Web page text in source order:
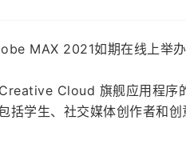
MAX 2021如期在线上举办
Cloud 旗舰应用程序
学生、社交媒体创作者和创